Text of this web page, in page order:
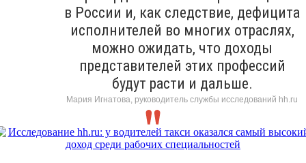
в России и, как следствие, дефицита
исполнителей во многих отраслях,
можно ожидать, что доходы
представителей этих профессий
будут расти и дальше.
Мария Игнатова, руководитель службы исследований hh.ru